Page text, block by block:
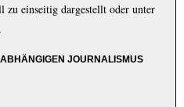
zu einseitig dargestellt oder unter
JOURNALISMUS